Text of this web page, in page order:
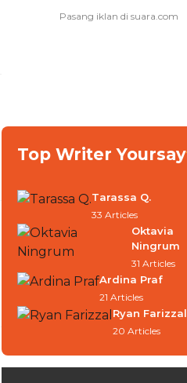
Top Writer Yoursay
Tarassa Q.
33 Articles
Oktavia
Ningrum
31 Articles
Ardina Praf
21 Articles
Ryan Farizzal
20 Articles